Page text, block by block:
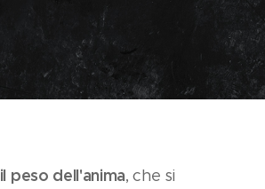
il peso dell'anima, che si